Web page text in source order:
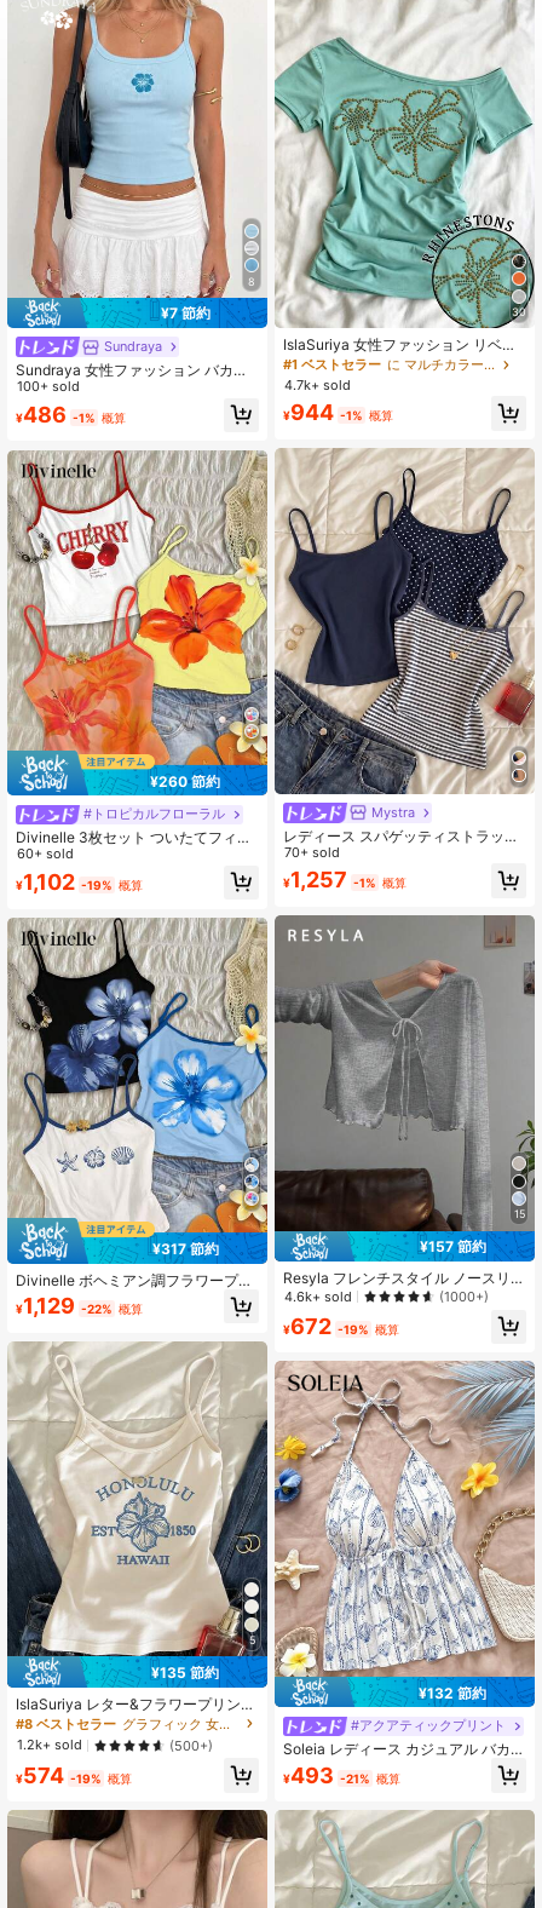
4.74 1.5K フォロワー
1.5K フォロワー
8
¥7 節約
Sundraya
Sundraya 女性ファッション バカン
ス フローラル刺繍 かわいいカジュア
ルキャミソール
100+ sold
¥486 -1% 概算
¥260 節約
#トロピカルフローラル
Divinelle 3枚セット ついたてフィビ
スカス柄 キャミソールトップス セク
シーでかわいい さくらんぼ オレンジ
柄 ビーチホリデースタイル 夏向け
60+ sold
¥1,102 -19% 概算
¥317 節約
Divinelle ボヘミアン調フラワープリ
ントタンクトップ3点セット、エレガ
ントでロマンチックなレトロスタイ
¥1,129 -22% 概算
5
¥135 節約
IslaSuriya レター&フラワープリント
カジュアル 多用途デイリーウェア キ
ャミソールトップ
#8 ベストセラー
グラフィック 女性用タンクトップ&キャミス
1.2k+ sold
(500+)
¥574 -19% 概算
30
IslaSuriya 女性ファッション リベッ
ト&フローラルパターン アシンメト
リー ショルダー タイト 半袖Tシャ
ツ、夏
#1 ベストセラー
に マルチカラー 女性用Tシャツ
4.7k+ sold
¥944 -1% 概算
Mystra
レディース スパゲッティストラップ
ノースリーブ カジュアル 万能 デイ
リー タンクトップ 夏用
70+ sold
¥1,257 -1% 概算
15
¥157 節約
Resyla フレンチスタイル ノースリー
ブ ドレスカバーアップ、フリル付き
長袖Tシャツカバーアップ、レディー
ス ニットショール、夏の日よけトッ
4.6k+ sold (1000+)
¥672 -19% 概算
¥132 節約
#アクアティックプリント
Soleia レディース カジュアル バカン
ス、ウエスタン、ビーチ、ウェディ
ングゲスト、卒業、ブランチ、聖パ
ー、ミュージックフェスティバル エ
レガントなボヘミアン、トロピカ
ル、バックレス、海洋動物、シェ
ル、リボンストラップホルターネッ
クキャミソールトップ、春夏
¥493 -21% 概算